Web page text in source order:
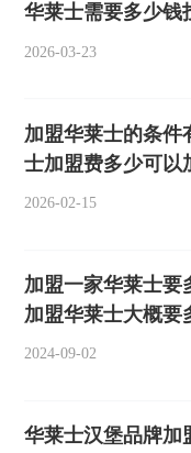
华莱士需要多少钱
2026-03-23
加盟华莱士的条件
士加盟费多少可以
2026-02-15
加盟一家华莱士要
加盟华莱士大概要
2024-09-02
华莱士汉堡品牌加